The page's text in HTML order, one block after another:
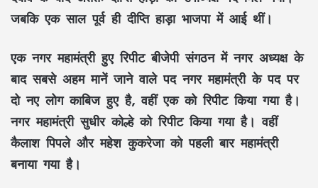
जबकि एक साल पूर्व ही दीप्ति हाड़ा भाजपा में आई थीं।
एक नगर महामंत्रीहुए रिपीट बीजेपी संगठन में नगर अध्यक्ष के
बाद सबसे अहम मानें जाने वाले पद नगर महामंत्री के पद पर
दो नए लोग काबिज हुए है, वहीं एक को रिपीट किया गया है।
नगर महामंत्री सुधीर कोल्हे को रिपीट किया गया है। वहीं
कैलाश पिपले और महेश कुकरेजा को पहली बार महामंत्री
बनाया गया है।